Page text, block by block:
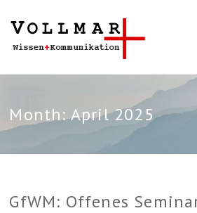
Month:April 2025
GfWM: Offenes